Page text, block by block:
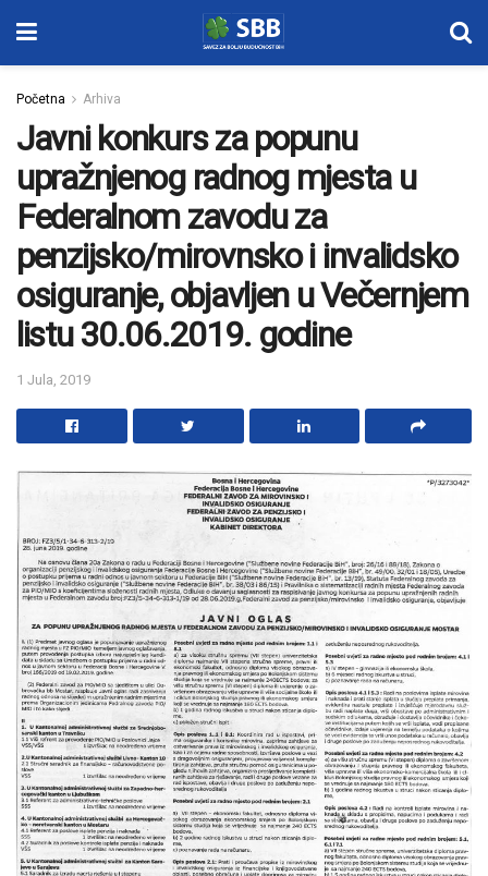
Početna Arhiva
Javni konkurs za popunu
upražnjenog radnog mjesta u
Federalnom zavodu za
penzijsko/mirovnsko i invalidsko
osiguranje, objavljen u Večernjem
listu 30.06.2019. godine
1 Jula, 2019